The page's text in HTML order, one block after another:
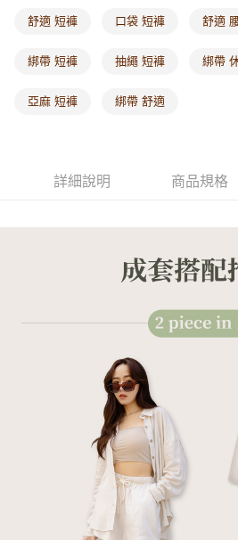
付款後門市自取
海外配送-港/澳/新/馬/泰國專屬
海外配送-其他亞洲地區
舒適 短褲 口袋 短褲 舒適
綁帶 短褲 抽繩 短褲 綁帶
亞麻 短褲 綁帶 舒適
詳細說明 商品規格